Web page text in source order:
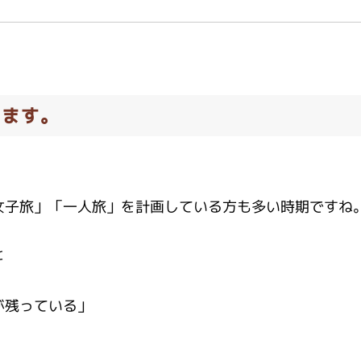
す。
旅」「一人旅」を計画している方も多い時期ですね
っている」